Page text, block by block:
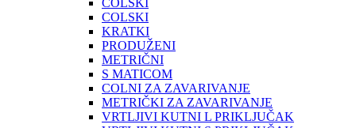
COLSKI
COLSKI
KRATKI
PRODUŽENI
METRIČNI
S MATICOM
COLNI ZA ZAVARIVANJE
METRIČKI ZA ZAVARIVANJE
VRTLJIVI KUTNI L PRIKLJUČAK